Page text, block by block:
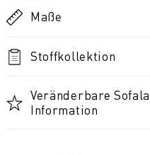
Maße
Stoffkollektion
Veränderbare
Information